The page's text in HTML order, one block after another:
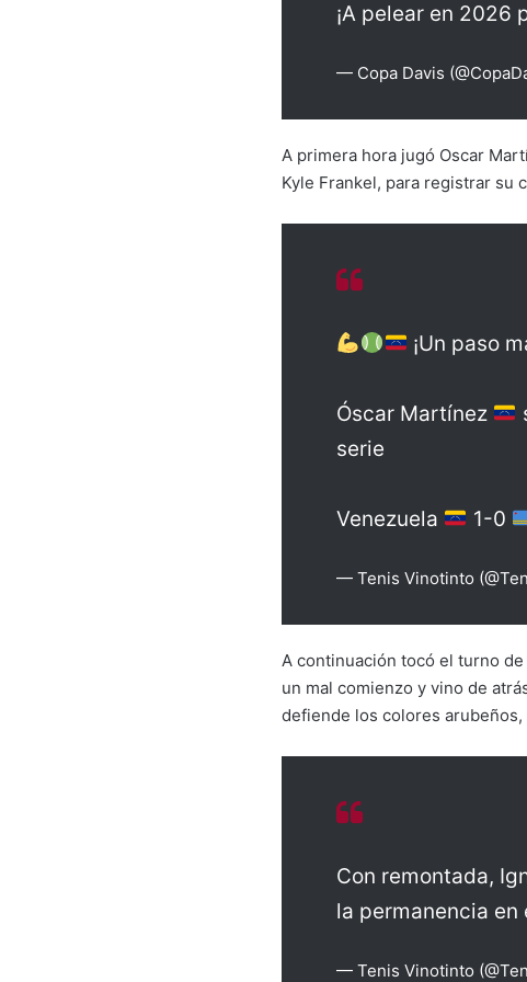
¡A pelear en 2026
— Copa Davis
A primera hora jugó Oscar
Kyle Frankel, para registrar su
¡Un paso
Óscar Martínez
serie
Venezuela 1-0
— Tenis Vinotinto
A continuación tocó el turno
un mal comienzo y vino de
defiende los colores arubeños,
Con remontada,
la permanencia en
— Tenis Vinotinto